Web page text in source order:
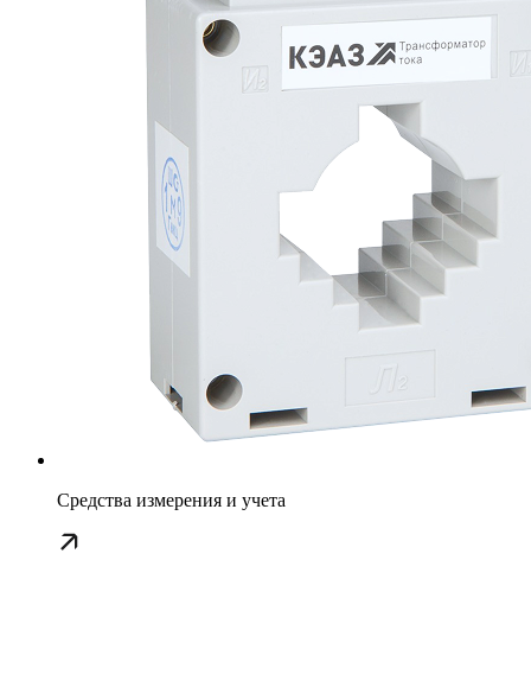
Средства измерения и учета